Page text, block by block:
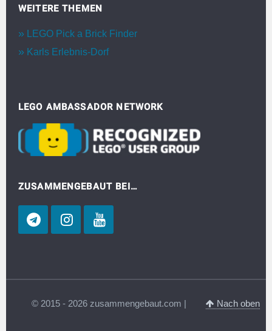
WEITERE THEMEN
LEGO Pick a Brick Finder
Karls Erlebnis-Dorf
LEGO AMBASSADOR NETWORK
ZUSAMMENGEBAUT BEI…
© 2015 - 2026 zusammengebaut.com | Nach oben